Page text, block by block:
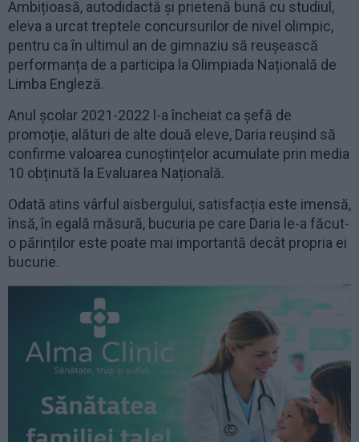
Ambițioasă, autodidactă și prietenă bună cu studiul,
eleva a urcat treptele concursurilor de nivel olimpic,
pentru ca în ultimul an de gimnaziu să reușească
performanța de a participa la Olimpiada Națională de
Limba Engleză.
Anul școlar 2021-2022 l-a încheiat ca șefă de
promoție, alături de alte două eleve, Daria reușind să
confirme valoarea cunoștințelor acumulate prin media
10 obținută la Evaluarea Națională.
Odată atins vârful aisbergului, satisfacția este imensă,
însă, în egală măsură, bucuria pe care Daria le-a făcut-
o părinților este poate mai importantă decât propria ei
bucurie.